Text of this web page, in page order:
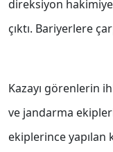
direksiyon
çıktı. Bariyerlere
Kazayı görenlerin
ve jandarma
ekiplerince